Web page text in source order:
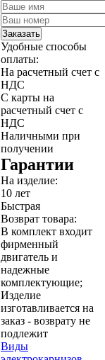
Заказать
Удобные способы
оплаты:
На расчетный счет с
НДС
С карты на
расчетный счет с
НДС
Наличными при
получении
Гарантии
На изделие:
10 лет
Быстрая
Возврат товара:
В комплект входит
фирменный
двигатель и
надежные
комплектующие;
Изделие
изготавливается на
заказ - возврату не
подлежит
Виды